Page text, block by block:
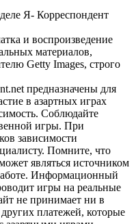
Я- Корреспондент
и воспроизведение
материалов,
Getty Images, строго
предназначены для
в азартных играх
Соблюдайте
игры. При
зависимости
Помните, что
являться источником
Информационный
игры на реальные
не принимает ни в
платежей, которые